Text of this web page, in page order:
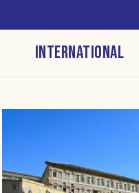
INTERNATIONAL